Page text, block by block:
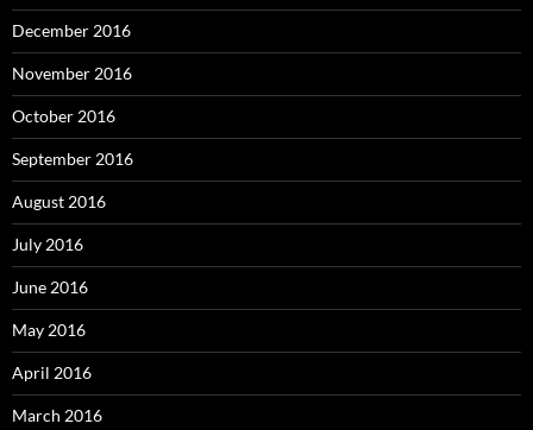
December 2016
November 2016
October 2016
September 2016
August 2016
July 2016
June 2016
May 2016
April 2016
March 2016